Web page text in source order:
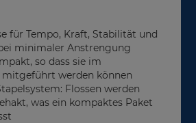
für Tempo, Kraft, Stabilität und
minimaler Anstrengung
so dass sie im
mitgeführt werden können
Flossen werden
was ein kompaktes Paket